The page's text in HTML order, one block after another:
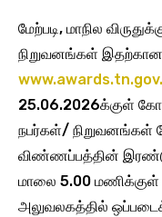
மேற்படி, மாநில
நிறுவனங்கள்
25.06.2026க்குள்
நபர்கள்/ நிறுவனங்கள்
விண்ணப்பத்தின்
மாலை 5.00 மணிக்குள்
அலுவலகத்தில்